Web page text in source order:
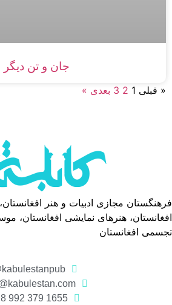
جان و تن دیگر
« قبلی 1
2
3 بعدی »
فرهنگستان مجازی ادبیات و هنر
افغانستان، هنرهای نمایشی افغانستان،
تجسمی افغانستان
kabulestanpub@
1655 379 992 98+